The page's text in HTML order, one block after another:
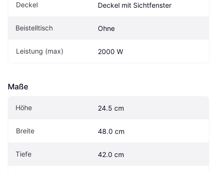
Deckel Deckel mit Sichtfenster
Beistelltisch Ohne
Leistung (max) 2000 W
Maße
Höhe 24.5 cm
Breite 48.0 cm
Tiefe 42.0 cm